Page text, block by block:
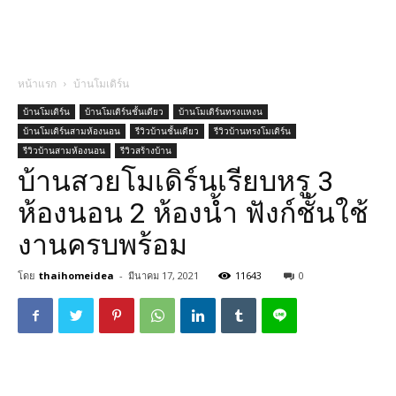
หน้าแรก บ้านโมเดิร์น
บ้านโมเดิร์น บ้านโมเดิร์นชั้นเดียว
บ้านโมเดิร์นทรงแหงน
บ้านโมเดิร์นสามห้องนอน
รีวิวบ้านชั้นเดียว
รีวิวบ้านทรงโมเดิร์น
รีวิวบ้านสามห้องนอน
รีวิวสร้างบ้าน
บ้านสวยโมเดิร์นเรียบหรู 3
ห้องนอน 2 ห้องน้ำ ฟังก์ชั้นใช้
งานครบพร้อม
โดย thaihomeidea - มีนาคม 17, 2021 11643 0